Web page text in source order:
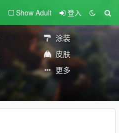
Show Adult 登入
涂装
皮肤
更多